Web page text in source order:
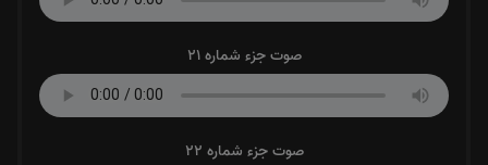
صوت جزء شماره 21
صوت جزء شماره 22